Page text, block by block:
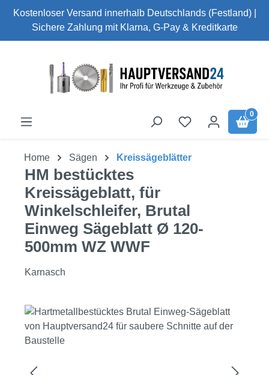
Zum Hauptinhalt springen
Kostenloser Versand innerhalb Deutschlands (Festland) |
Sichere Zahlung mit Klarna, G-Pay & Kreditkarte
0
Home Sägen Kreissägeblätter
HM bestücktes
Kreissägeblatt, für
Winkelschleifer, Brutal
Einweg Sägeblatt Ø 120-
500mm WZ WWF
Karnasch
Bildergalerie überspringen